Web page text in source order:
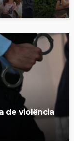
de violência